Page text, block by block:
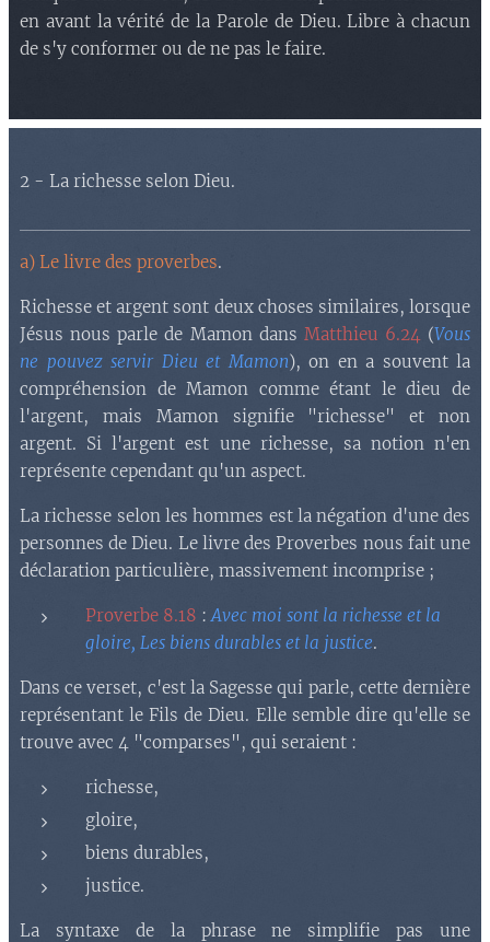
en avant la vérité de la Parole de Dieu. Libre à chacun
de s'y conformer ou de ne pas le faire.
2 - La richesse selon Dieu.
a) Le livre des proverbes.
Richesse et argent sont deux choses similaires, lorsque
Jésus nous parle de Mamon dans Matthieu 6.24 (Vous
ne pouvez servir Dieu et Mamon), on en a souvent la
compréhension de Mamon comme étant le dieu de
l'argent, mais Mamon signifie "richesse" et non
argent. Si l'argent est une richesse, sa notion n'en
représente cependant qu'un aspect.
La richesse selon les hommes est la négation d'une des
personnes de Dieu. Le livre des Proverbes nous fait une
déclaration particulière, massivement incomprise ;
Proverbe 8.18 : Avec moi sont la richesse et la
gloire, Les biens durables et la justice.
Dans ce verset, c'est la Sagesse qui parle, cette dernière
représentant le Fils de Dieu. Elle semble dire qu'elle se
trouve avec 4 "comparses", qui seraient :
richesse,
gloire,
biens durables,
justice.
La syntaxe de la phrase ne simplifie pas une